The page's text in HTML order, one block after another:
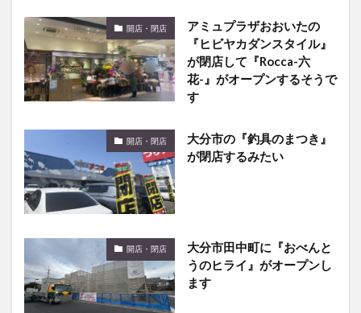
開店・閉店
アミュプラザおおいたの
『ヒビヤカダンスタイル』
が閉店して『Rocca-六
花-』がオープンするそうで
す
開店・閉店
大分市の『釣具のまつき』
が閉店するみたい
開店・閉店
大分市田中町に『おべんと
うのヒライ』がオープンし
ます